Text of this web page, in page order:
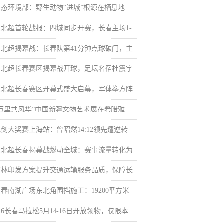
环境部：野生动物“进城”根源在栖息地
超首轮战报：四城同步开赛，长春主场1-
超揭幕战：长春队第41分钟点球破门，主
超长春赛区揭幕战开球，足坛名宿杜震宇
超长春赛区开幕式盛大启幕，军体拳方阵
里共风华”中国新疆文物艺术展在希腊雅
大奖赛上海站：曾昭然14:12领先遭逆转
超长春揭幕战燃动全城：赛事流量转化为
印发方案提升交通运输服务品质，保障长
南湖广场东北角围挡施工：19200平方米
长春马拉松5月14-16日开放领物，仅限本